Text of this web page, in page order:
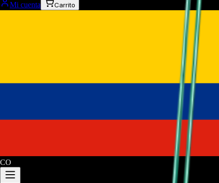
Mi cuenta Carrito
CO